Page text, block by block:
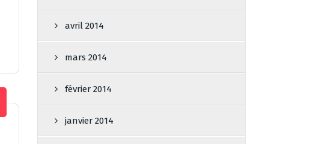
avril 2014
mars 2014
février 2014
janvier 2014